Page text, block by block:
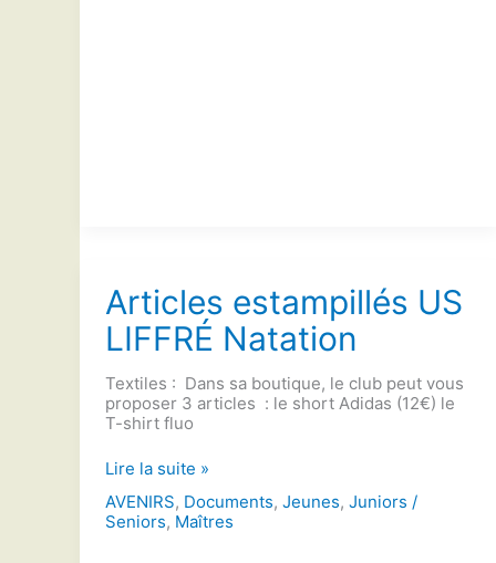
Articles estampillés US
LIFFRÉ Natation
Textiles : Dans sa boutique, le club peut vous
proposer 3 articles : le short Adidas (12€) le
T-shirt fluo
Articles
US
LIFFRÉ
Lire la suite »
AVENIRS, Documents, Jeunes, Juniors /
Seniors, Maîtres